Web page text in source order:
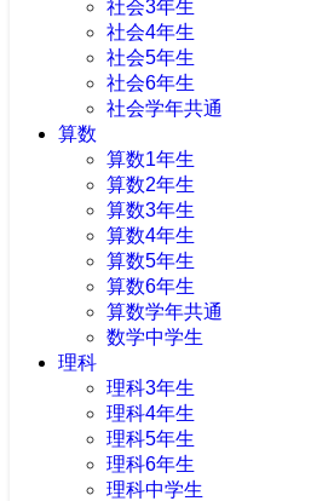
社会3年生
社会4年生
社会5年生
社会6年生
社会学年共通
算数
算数1年生
算数2年生
算数3年生
算数4年生
算数5年生
算数6年生
算数学年共通
数学中学生
理科
理科3年生
理科4年生
理科5年生
理科6年生
理科中学生